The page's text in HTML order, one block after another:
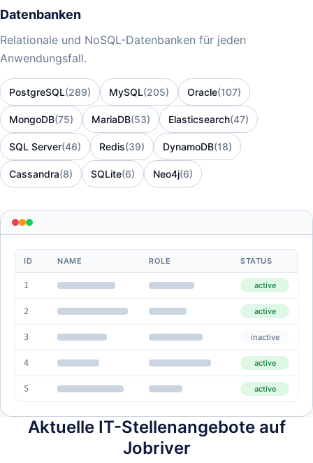
Datenbanken
Relationale und NoSQL-Datenbanken für jeden
Anwendungsfall.
PostgreSQL(289) MySQL(205) Oracle(107)
MongoDB(75) MariaDB(53) Elasticsearch(47)
SQL Server(46) Redis(39) DynamoDB(18)
Cassandra(8) SQLite(6) Neo4j(6)
ID NAME ROLE STATUS
1 active
2 active
3 inactive
4 active
5 active
Aktuelle IT-Stellenangebote auf
Jobriver